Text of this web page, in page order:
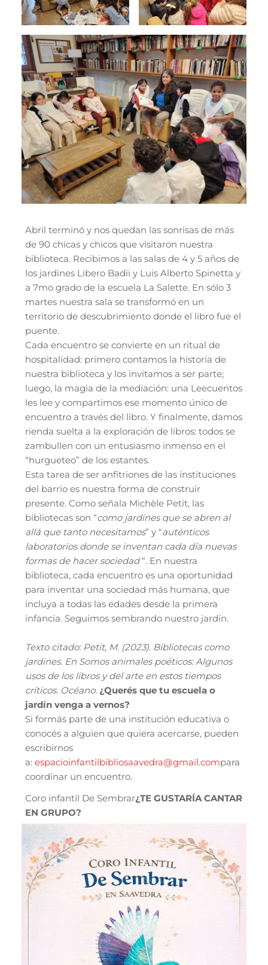
Abril terminó y nos quedan las sonrisas de más
de 90 chicas y chicos que visitaron nuestra
biblioteca. Recibimos a las salas de 4 y 5 años de
los jardines Libero Badii y Luis Alberto Spinetta y
a 7mo grado de la escuela La Salette. En sólo 3
martes nuestra sala se transformó en un
territorio de descubrimiento donde el libro fue el
puente.
Cada encuentro se convierte en un ritual de
hospitalidad: primero contamos la historia de
nuestra biblioteca y los invitamos a ser parte;
luego, la magia de la mediación: una Leecuentos
les lee y compartimos ese momento único de
encuentro a través del libro. Y finalmente, damos
rienda suelta a la exploración de libros: todos se
zambullen con un entusiasmo inmenso en el
“hurgueteo” de los estantes.
Esta tarea de ser anfitriones de las instituciones
del barrio es nuestra forma de construir
presente. Como señala Michèle Petit, las
bibliotecas son “como jardines que se abren al
allá que tanto necesitamos” y “auténticos
laboratorios donde se inventan cada día nuevas
formas de hacer sociedad“. En nuestra
biblioteca, cada encuentro es una oportunidad
para inventar una sociedad más humana, que
incluya a todas las edades desde la primera
infancia. Seguimos sembrando nuestro jardín.
Texto citado: Petit, M. (2023). Bibliotecas como
jardines. En Somos animales poéticos: Algunos
usos de los libros y del arte en estos tiempos
críticos. Océano. ¿Querés que tu escuela o
jardín venga a vernos?
Si formás parte de una institución educativa o
conocés a alguien que quiera acercarse, pueden
escribirnos
a: espacioinfantilbibliosaavedra@gmail.compara
coordinar un encuentro.
Coro infantil De Sembrar¿TE GUSTARÍA CANTAR
EN GRUPO?